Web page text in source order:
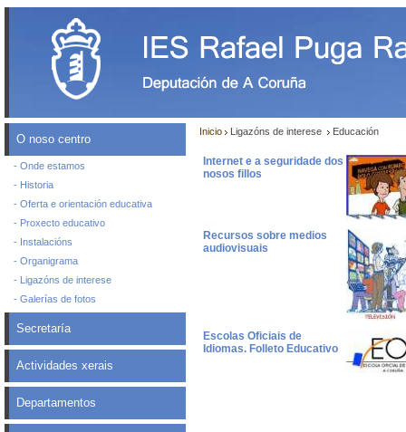
O noso centro
- Onde estamos
- Historia
- Oferta e orientación educativa
- Proxecto educativo
- Instalacións
- Organigrama
- Ligazóns de interese
- Galerías de fotos
Secretaría
Actividades xerais
Departamentos
Inicio Ligazóns de interese Educación
Internet e a seguridade dos
nosos fillos
Recursos sobre medios
audiovisuais
Escolas Oficiais de
Idiomas. Folleto Educativo